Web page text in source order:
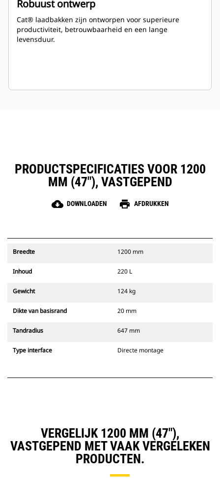
Robuust ontwerp
Cat® laadbakken zijn ontworpen voor superieure
productiviteit, betrouwbaarheid en een lange
levensduur.
PRODUCTSPECIFICATIES VOOR 1200
MM (47"), VASTGEPEND
cloud_download DOWNLOADEN print AFDRUKKEN
Breedte 1200 mm
Inhoud 220 L
Gewicht 124 kg
Dikte van basisrand 20 mm
Tandradius 647 mm
Type interface Directe montage
VERGELIJK 1200 MM (47"),
VASTGEPEND MET VAAK VERGELEKEN
PRODUCTEN.